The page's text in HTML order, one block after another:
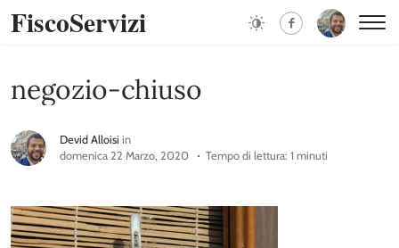
FiscoServizi
negozio-chiuso
Devid Alloisi in
domenica 22 Marzo, 2020
Tempo di lettura: 1 minuti